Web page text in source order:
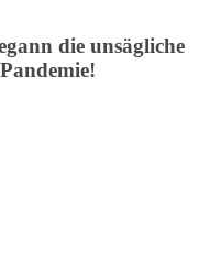
die unsägliche